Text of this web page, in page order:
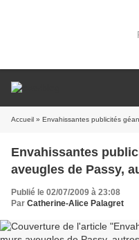
Accueil » Envahissantes publicités
Envahissantes
aveugles de Passy,
Publié le 02/07/2009 à 23:08
Par Catherine-Alice Palagret